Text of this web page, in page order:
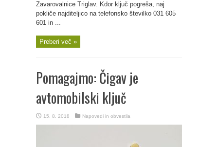
Zavarovalnice Triglav. Kdor ključ pogreša, naj
pokliče najditeljico na telefonsko številko 031 605
601 in ...
Preberi več »
Pomagajmo: Čigav je
avtomobilski ključ
15. 8. 2018 Napovedi in obvestila